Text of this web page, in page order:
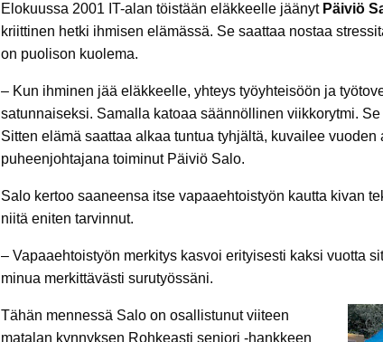
Elokuussa 2001 IT-alan töistään eläkkeelle jäänyt Päiviö
kriittinen hetki ihmisen elämässä. Se saattaa nostaa
on puolison kuolema.
– Kun ihminen jää eläkkeelle, yhteys työyhteisöön ja
satunnaiseksi. Samalla katoaa säännöllinen viikkorytmi.
Sitten elämä saattaa alkaa tuntua tyhjältä, kuvailee
puheenjohtajana toiminut Päiviö Salo.
Salo kertoo saaneensa itse vapaaehtoistyön kautta kivan
niitä eniten tarvinnut.
– Vapaaehtoistyön merkitys kasvoi erityisesti kaksi vuotta
minua merkittävästi surutyössäni.
Tähän mennessä Salo on osallistunut viiteen
matalan kynnyksen Rohkeasti seniori -hankkeen